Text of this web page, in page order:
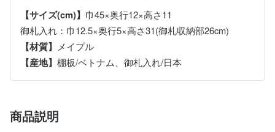
【サイズ(cm)】 巾45×奥行12×高さ11
御札入れ：巾12.5×奥行5×高さ31(御札収納部26cm)
【材質】 メイプル
【産地】 棚板/ベトナム、御札入れ/日本
商品説明